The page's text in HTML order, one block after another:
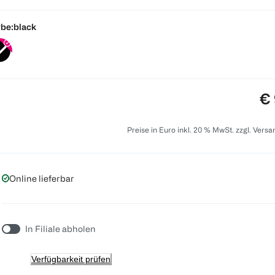
black
€
Preise in Euro inkl. 20 % MwSt. zzgl.
Online lieferbar
In Filiale abholen
Verfügbarkeit prüfen